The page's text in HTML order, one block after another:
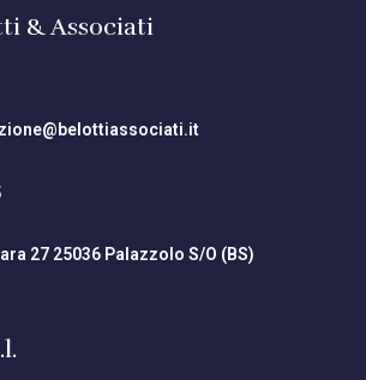
& Associati
27 25036 Palazzolo S/O (BS)